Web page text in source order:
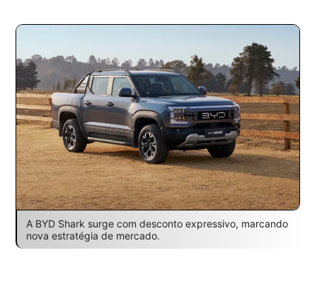
A BYD Shark surge com desconto expressivo, marcando
nova estratégia de mercado.